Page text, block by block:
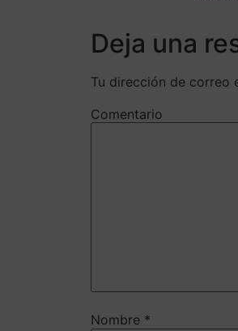
Deja una
Tu dirección de correo
Comentario
Nombre *